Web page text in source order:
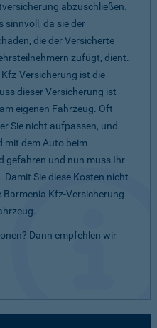
abzuschließen.
sinnvoll, da sie der
die der Versicherte
zufügt, dient.
Versicherung ist die
dieser Versicherung ist
eigenen Fahrzeug. Oft
Sie nicht aufpassen, und
mit dem Auto beim
gefahren und nun muss Ihr
Sie diese Kosten nicht
Kfz-Versicherung
Dann empfehlen wir